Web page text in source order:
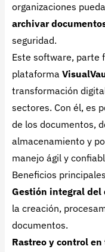
organizaciones
archivar
seguridad.
Este software, parte
plataforma
transformación
sectores. Con él, es
de los documentos,
almacenamiento y
manejo ágil y
Beneficios
Gestión integral del
la creación,
documentos.
Rastreo y control